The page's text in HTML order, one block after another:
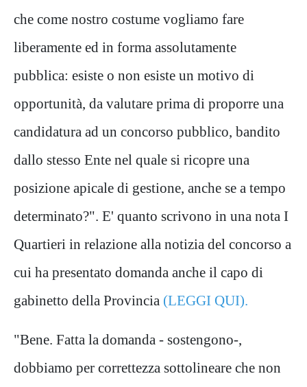
che come nostro costume vogliamo fare
liberamente ed in forma assolutamente
pubblica: esiste o non esiste un motivo di
opportunità, da valutare prima di proporre una
candidatura ad un concorso pubblico, bandito
dallo stesso Ente nel quale si ricopre una
posizione apicale di gestione, anche se a tempo
determinato?". E' quanto scrivono in una nota I
Quartieri in relazione alla notizia del concorso a
cui ha presentato domanda anche il capo di
gabinetto della Provincia (LEGGI QUI).
"Bene. Fatta la domanda - sostengono-,
dobbiamo per correttezza sottolineare che non